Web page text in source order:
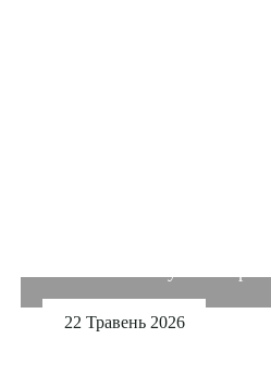
22 Травень 2026